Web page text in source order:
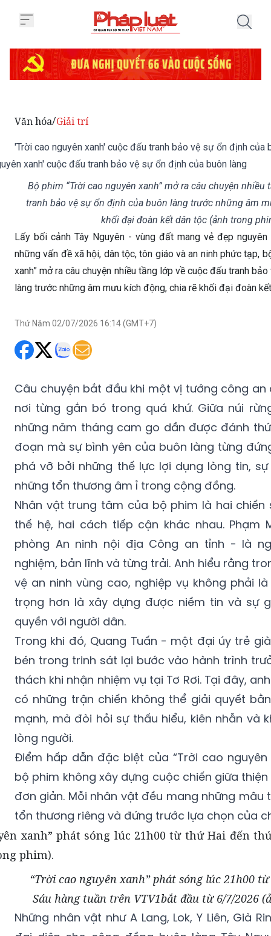
'Trời cao nguyên xanh' cuộc đấu tranh bảo vệ sự ổn định của
Bộ phim “Trời cao nguyên xanh” mở ra câu chuyện nhiều
tranh bảo vệ sự ổn định của buôn làng trước những âm
khối đại đoàn kết dân tộc (ảnh trong
Lấy bối cảnh Tây Nguyên - vùng đất mang vẻ đẹp
những vấn đề xã hội, dân tộc, tôn giáo và an ninh phức tạp,
xanh” mở ra câu chuyện nhiều tầng lớp về cuộc đấu tranh
làng trước những âm mưu kích động, chia rẽ khối đại đoàn
Thứ Năm 02/07/2026 16:14 (GMT+7)
Câu chuyện bắt đầu khi một vị tướng công an
những năm tháng cam go dần được đánh
đoạn mà sự bình yên của buôn làng từng
phá vỡ bởi những thế lực lợi dụng lòng tin,
những tổn thương âm ỉ trong cộng đồng.
Nhân vật trung tâm của bộ phim là hai chiến
thế hệ, hai cách tiếp cận khác nhau. Phạm
phòng An ninh nội địa Công an tỉnh - là
nghiệm, bản lĩnh và từng trải. Anh hiểu rằng
vệ an ninh vùng cao, nghiệp vụ không phải
trọng hơn là xây dựng được niềm tin và sự
quyền với người dân.
Trong khi đó, Quang Tuấn - một đại úy trẻ
bén trong trinh sát lại bước vào hành trình
thách khi nhận nhiệm vụ tại Tơ Rơi. Tại đây,
có những trận chiến không thể giải quyết
mạnh, mà đòi hỏi sự thấu hiểu, kiên nhẫn và
lòng người.
Điểm hấp dẫn đặc biệt của “Trời cao nguyên
bộ phim không xây dựng cuộc chiến giữa
đơn giản. Mỗi nhân vật đều mang những mâu
tổn thương riêng và đứng trước lựa chọn của
“Trời cao nguyên xanh” phát sóng lúc 21h00
Những nhân vật như A Lang, Lok, Y Liên, Già
đại diện cho cộng đồng buôn làng Tây
chiếu những giằng xé sâu sắc giữa quá khứ và